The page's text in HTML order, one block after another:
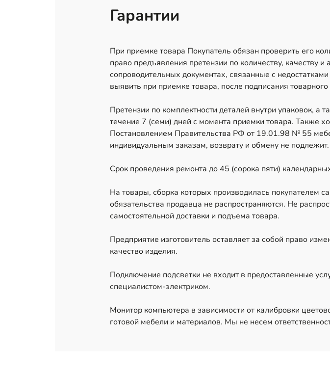
Гарантии
При приемке товара Покупатель обязан проверить его
право предъявления претензии по количеству, качеству
сопроводительных документах, связанные с
выявить при приемке товара, после подписания товарного
Претензии по комплектности деталей внутри упаковок,
течение 7 (семи) дней с момента приемки товара. Также
Постановлением Правительства РФ от 19.01.98 № 55
индивидуальным заказам, возврату и обмену не подлежит.
Срок проведения ремонта до 45 (сорока пяти)
На товары, сборка которых производилась покупателем
обязательства продавца не распространяются. Не
самостоятельной доставки и подъема товара.
Предприятие изготовитель оставляет за собой право
качество изделия.
Подключение подсветки не входит в предоставленные
специалистом-электриком.
Монитор компьютера в зависимости от калибровки
готовой мебели и материалов. Мы не несем